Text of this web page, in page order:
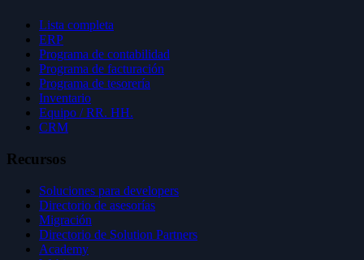
Lista completa
ERP
Programa de contabilidad
Programa de facturación
Programa de tesorería
Inventario
Equipo / RR. HH.
CRM
Recursos
Soluciones para developers
Directorio de asesorías
Migración
Directorio de Solution Partners
Academy